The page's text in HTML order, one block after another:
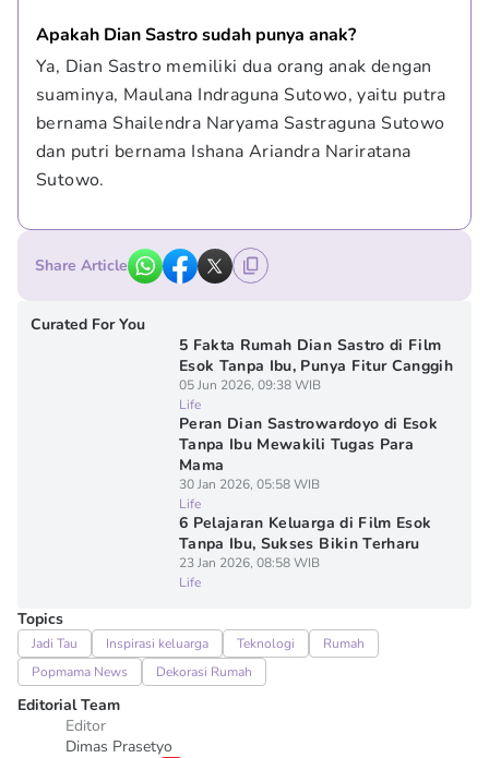
Apakah Dian Sastro sudah punya anak?
Ya, Dian Sastro memiliki dua orang anak dengan
suaminya, Maulana Indraguna Sutowo, yaitu putra
bernama Shailendra Naryama Sastraguna Sutowo
dan putri bernama Ishana Ariandra Nariratana
Sutowo.
Share Article
Curated For You
5 Fakta Rumah Dian Sastro di Film
Esok Tanpa Ibu, Punya Fitur Canggih
05 Jun 2026, 09:38 WIB
Life
Peran Dian Sastrowardoyo di Esok
Tanpa Ibu Mewakili Tugas Para
Mama
30 Jan 2026, 05:58 WIB
Life
6 Pelajaran Keluarga di Film Esok
Tanpa Ibu, Sukses Bikin Terharu
23 Jan 2026, 08:58 WIB
Life
Topics
Jadi Tau Inspirasi keluarga Teknologi
Rumah
Popmama News
Dekorasi Rumah
Editorial Team
Editor
Dimas Prasetyo